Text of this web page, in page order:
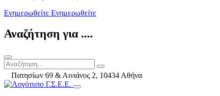
Ενημερωθείτε Ενημερωθείτε
Αναζήτηση για ....
Πατησίων 69 & Αινιάνος 2, 10434 Αθήνα